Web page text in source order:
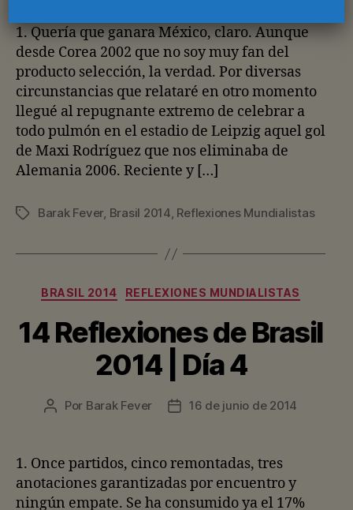
entrada
entrada
1. Quería que ganara México, claro. Aunque
desde Corea 2002 que no soy muy fan del
producto selección, la verdad. Por diversas
circunstancias que relataré en otro momento
llegué al repugnante extremo de celebrar a
todo pulmón en el estadio de Leipzig aquel gol
de Maxi Rodríguez que nos eliminaba de
Alemania 2006. Reciente y […]
Etiquetas
Barak Fever, Brasil 2014, Reflexiones Mundialistas
Categorías
BRASIL 2014 REFLEXIONES MUNDIALISTAS
14 Reflexiones de Brasil
2014 | Día 4
Autor
entrada
Por Barak Fever
Fecha
entrada
16 de junio de 2014
1. Once partidos, cinco remontadas, tres
anotaciones garantizadas por encuentro y
ningún empate. Se ha consumido ya el 17%